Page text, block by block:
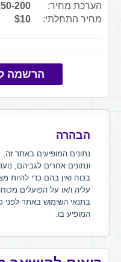
הערכת מחיר: 200
מחיר התחלתי:
$10
הרשמה
הבהרה
נתונים המופיעים באתר זה,
ונתונים אחרים לגביהם,
בכוח ואין בהם כדי להיות
עליה ו/או על הפועלים
בתנאי השימוש באתר לפני
המופיע בו.